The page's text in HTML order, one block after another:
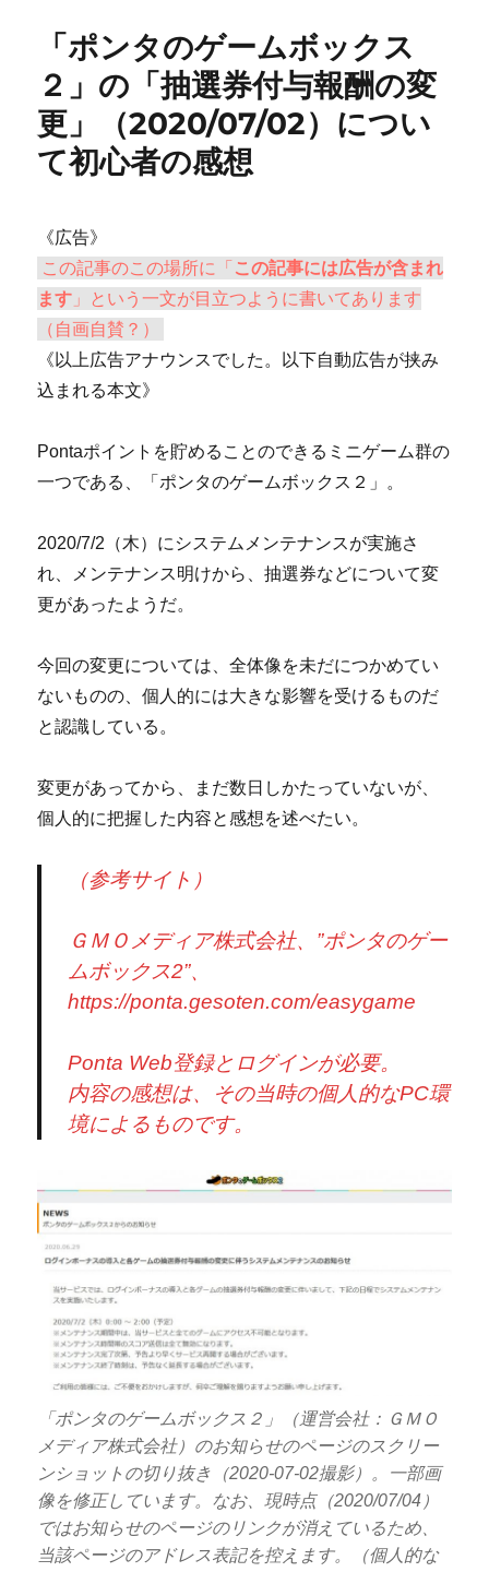
「ポンタのゲームボックス
２」の「抽選券付与報酬の変
更」（2020/07/02）につい
て初心者の感想
《広告》
この記事のこの場所に「 この記事には広告が含まれ
ます 」という一文が目立つように書いてあります
（自画自賛？）
《以上広告アナウンスでした。以下自動広告が挟み
込まれる本文》
Pontaポイントを貯めることのできるミニゲーム群の
一つである、「ポンタのゲームボックス２」。
2020/7/2（木）にシステムメンテナンスが実施さ
れ、メンテナンス明けから、抽選券などについて変
更があったようだ。
今回の変更については、全体像を未だにつかめてい
ないものの、個人的には大きな影響を受けるものだ
と認識している。
変更があってから、まだ数日しかたっていないが、
個人的に把握した内容と感想を述べたい。
（参考サイト）
ＧＭＯメディア株式会社、”ポンタのゲー
ムボックス2”、
https://ponta.gesoten.com/easygame
Ponta Web登録とログインが必要。
内容の感想は、その当時の個人的なPC環
境によるものです。
「ポンタのゲームボックス２」（運営会社：ＧＭＯ
メディア株式会社）のお知らせのページのスクリー
ンショットの切り抜き（2020-07-02撮影）。一部画
像を修正しています。なお、現時点（2020/07/04）
ではお知らせのページのリンクが消えているため、
当該ページのアドレス表記を控えます。（個人的な